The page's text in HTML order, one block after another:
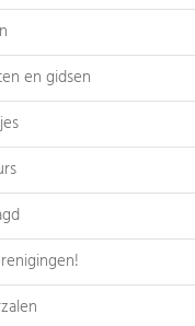
en gidsen